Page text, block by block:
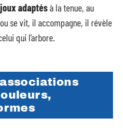
adaptésà la tenue, au
se vit, il accompagne, il révèle
qui l’arbore.